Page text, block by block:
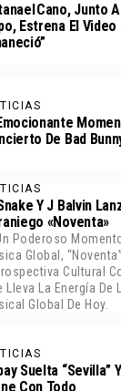
Cano, Junto
Estrena El
De Bad
Y J Balvin
«Noventa»
Poderoso
Global,
Cultural
Lleva La Energía De
Global De Hoy.
Suelta “Sevilla”
Con Todo